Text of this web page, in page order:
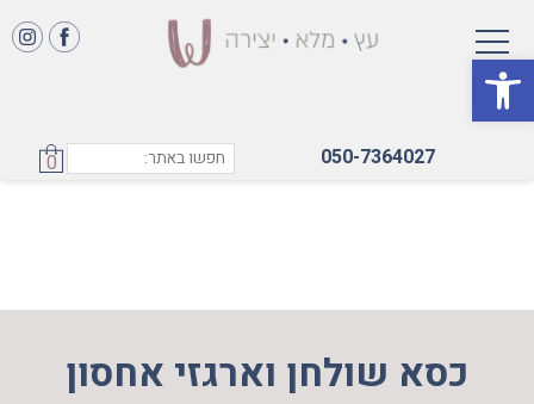
פתח סרגל נגישות
050-7364027
0
כסא שולחן וארגזי אחסון